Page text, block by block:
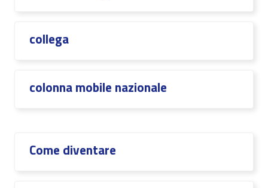
collega
colonna mobile nazionale
Come diventare